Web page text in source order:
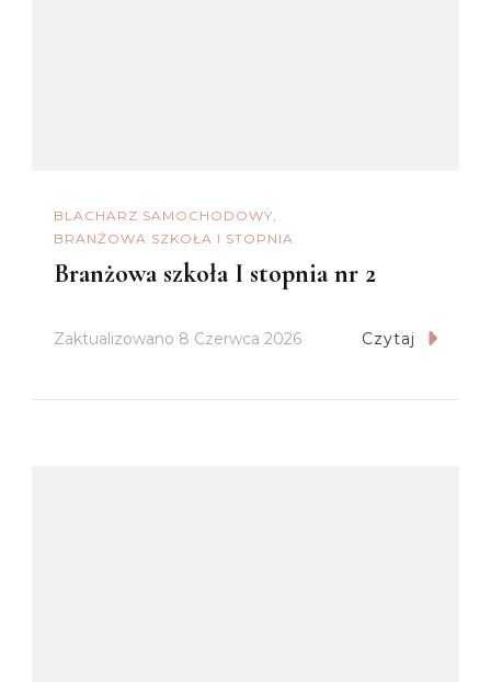
BLACHARZ SAMOCHODOWY
BRANŻOWA SZKOŁA I STOPNIA
Branżowa szkoła I stopnia nr 2
Zaktualizowano 8 Czerwca 2026 Czytaj